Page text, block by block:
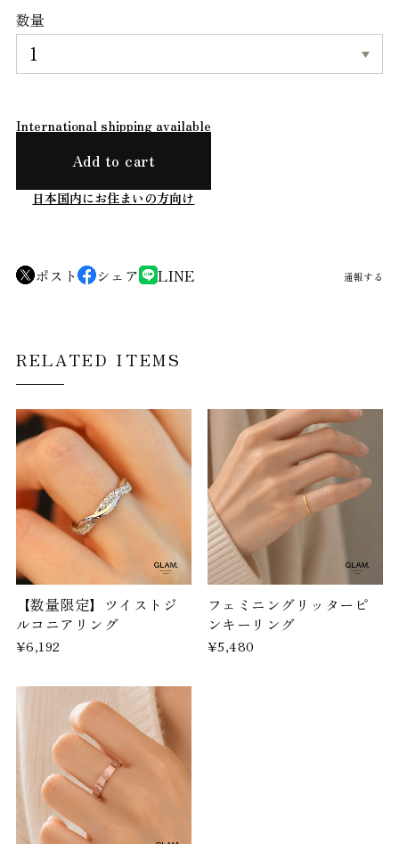
数量
International shipping available
Add to cart
日本国内にお住まいの方向け
ポスト シェア LINE 通報する
RELATED ITEMS
【数量限定】ツイストジ
ルコニアリング
¥6,192
フェミニングリッターピ
ンキーリング
¥5,480